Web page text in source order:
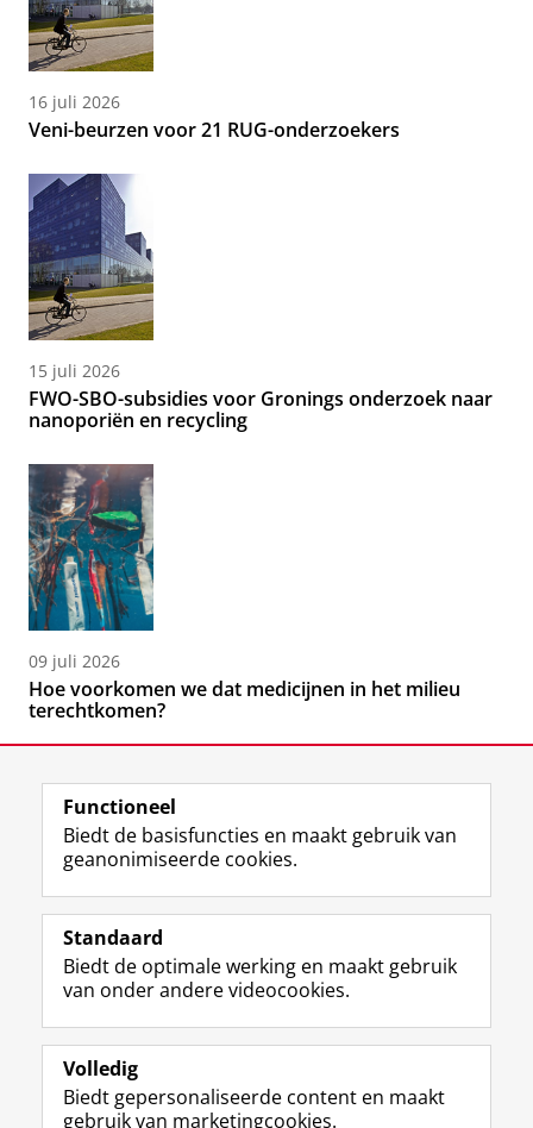
16 juli 2026
Veni-beurzen voor 21 RUG-onderzoekers
15 juli 2026
FWO-SBO-subsidies voor Gronings onderzoek naar
nanoporiën en recycling
09 juli 2026
Hoe voorkomen we dat medicijnen in het milieu
terechtkomen?
Volg de RUG
F
a
e
b
o
p
a
L
i
k
e
I
-
p
R
S
-
f
e
R
I
n
t
r
m
Y
o
T
e
k
Studiekiezers
Alumni
Over ons
Functioneel
Biedt de basisfuncties en maakt gebruik van
geanonimiseerde cookies.
Standaard
Biedt de optimale werking en maakt gebruik
van onder andere videocookies.
Volledig
Biedt gepersonaliseerde content en maakt
gebruik van marketingcookies.